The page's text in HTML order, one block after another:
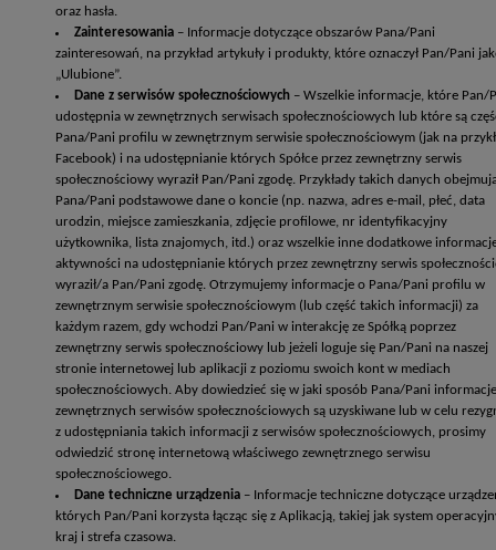
oraz hasła.
Zainteresowania – Informacje dotyczące obszarów Pana/Pani
zainteresowań, na przykład artykuły i produkty, które oznaczył Pan/Pani
„Ulubione”.
Dane z serwisów społecznościowych – Wszelkie informacje, które Pan/
udostępnia w zewnętrznych serwisach społecznościowych lub które są
Pana/Pani profilu w zewnętrznym serwisie społecznościowym (jak na
Facebook) i na udostępnianie których Spółce przez zewnętrzny serwis
społecznościowy wyraził Pan/Pani zgodę. Przykłady takich danych
Pana/Pani podstawowe dane o koncie (np. nazwa, adres e-mail, płeć, data
urodzin, miejsce zamieszkania, zdjęcie profilowe, nr identyfikacyjny
użytkownika, lista znajomych, itd.) oraz wszelkie inne dodatkowe
aktywności na udostępnianie których przez zewnętrzny serwis
wyraził/a Pan/Pani zgodę. Otrzymujemy informacje o Pana/Pani profilu w
zewnętrznym serwisie społecznościowym (lub część takich informacji) za
każdym razem, gdy wchodzi Pan/Pani w interakcję ze Spółką poprzez
zewnętrzny serwis społecznościowy lub jeżeli loguje się Pan/Pani na naszej
stronie internetowej lub aplikacji z poziomu swoich kont w mediach
społecznościowych. Aby dowiedzieć się w jaki sposób Pana/Pani
zewnętrznych serwisów społecznościowych są uzyskiwane lub w celu
z udostępniania takich informacji z serwisów społecznościowych, prosimy
odwiedzić stronę internetową właściwego zewnętrznego serwisu
społecznościowego.
Dane techniczne urządzenia – Informacje techniczne dotyczące
których Pan/Pani korzysta łącząc się z Aplikacją, takiej jak system
kraj i strefa czasowa.